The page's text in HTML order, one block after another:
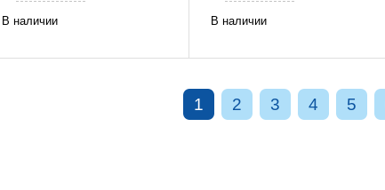
В наличии В наличии
1 2 3 4 5